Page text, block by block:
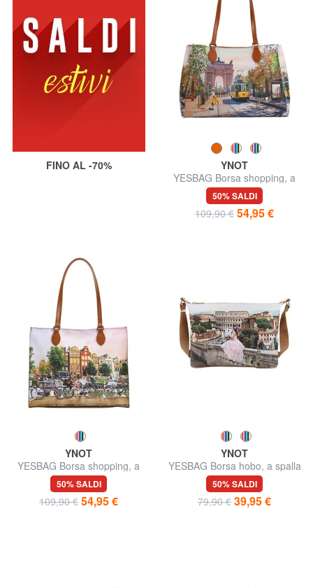
FINO AL -70%
YNOT
YESBAG Borsa shopping, a
spalla
50% SALDI
109,90 € 54,95 €
YNOT
YESBAG Borsa shopping, a
spalla
50% SALDI
109,90 € 54,95 €
YNOT
YESBAG Borsa hobo, a spalla
50% SALDI
79,90 € 39,95 €